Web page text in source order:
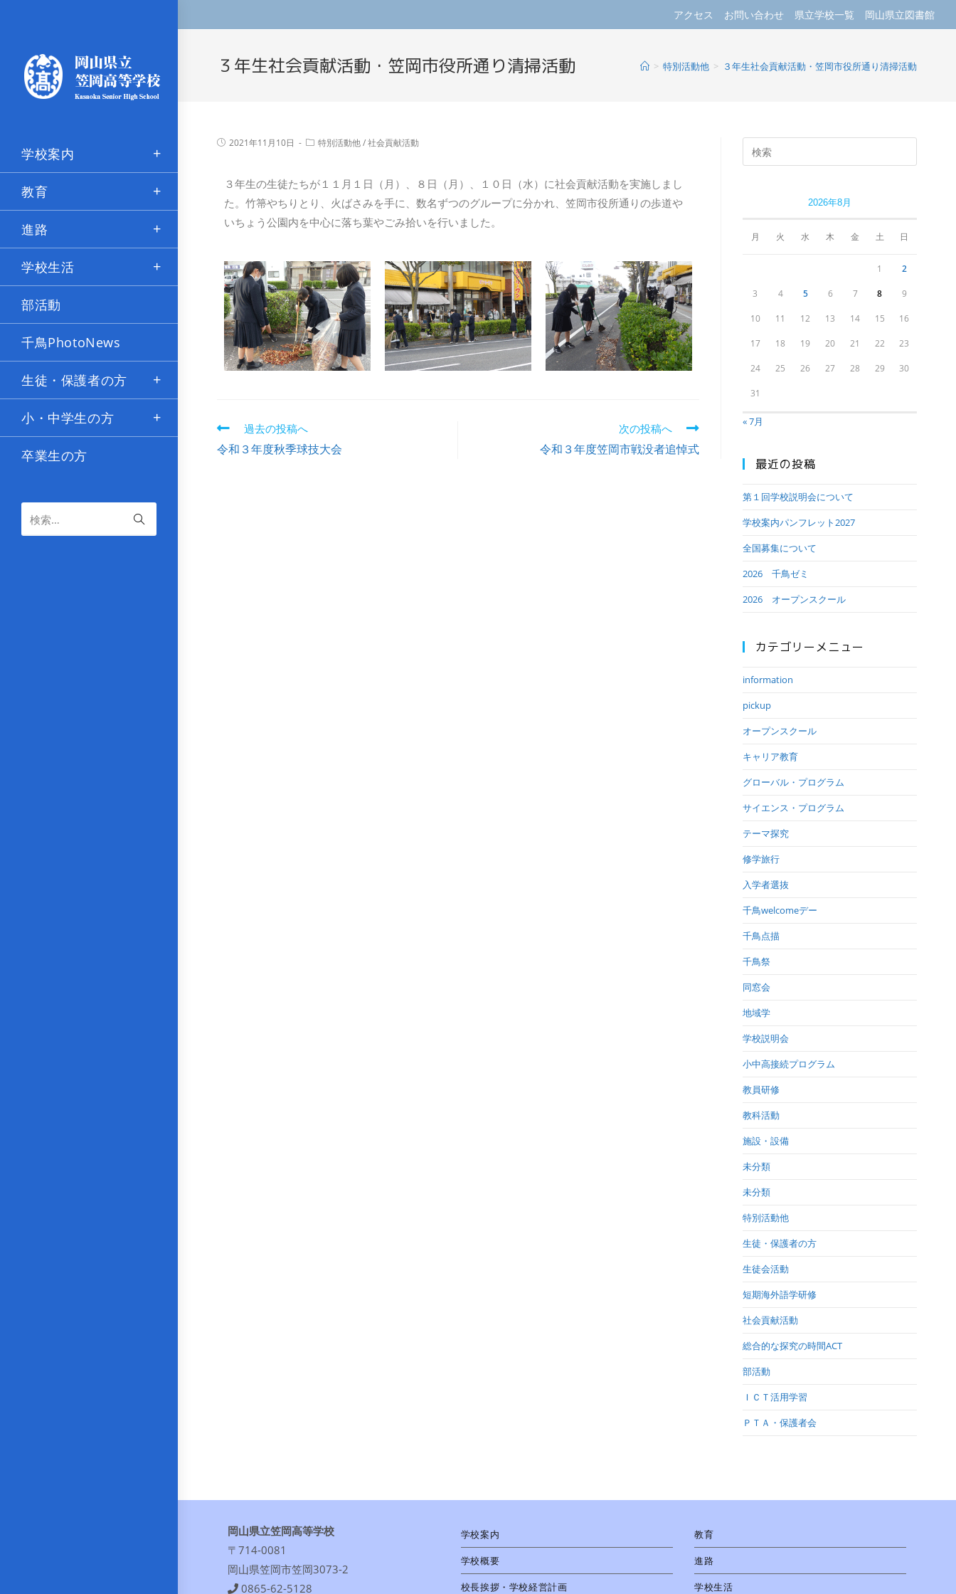
アクセス お問い合わせ 県立学校一覧 岡山県立図書館
学校案内
教育
進路
学校生活
部活動
千鳥PhotoNews
生徒・保護者の方
小・中学生の方
卒業生の方
検索…
３年生社会貢献活動・笠岡市役所通り清掃活動 > 特別活動他 > ３年生社会貢献活動・笠岡市役所通り清掃活動
2021年11月10日 特別活動他/社会貢献活動
３年生の生徒たちが１１月１日（月）、８日（月）、１０日（水）に社会貢献活動を実施しまし
た。竹箒やちりとり、火ばさみを手に、数名ずつのグループに分かれ、笠岡市役所通りの歩道や
いちょう公園内を中心に落ち葉やごみ拾いを行いました。
過去の投稿へ
令和３年度秋季球技大会
次の投稿へ
令和３年度笠岡市戦没者追悼式
2026年8月
月 火 水 木 金 土 日
1 2
3 4 5 6 7 8 9
10 11 12 13 14 15 16
17 18 19 20 21 22 23
24 25 26 27 28 29 30
31
« 7月
最近の投稿
第１回学校説明会について
学校案内パンフレット2027
全国募集について
2026 千鳥ゼミ
2026 オープンスクール
カテゴリーメニュー
information
pickup
オープンスクール
キャリア教育
グローバル・プログラム
サイエンス・プログラム
テーマ探究
修学旅行
入学者選抜
千鳥welcomeデー
千鳥点描
千鳥祭
同窓会
地域学
学校説明会
小中高接続プログラム
教員研修
教科活動
施設・設備
未分類
未分類
特別活動他
生徒・保護者の方
生徒会活動
短期海外語学研修
社会貢献活動
総合的な探究の時間ACT
部活動
ＩＣＴ活用学習
ＰＴＡ・保護者会
岡山県立笠岡高等学校
〒714-0081
岡山県笠岡市笠岡3073-2
0865-62-5128
学校案内
学校概要
校長挨拶・学校経営計画
教育
進路
学校生活